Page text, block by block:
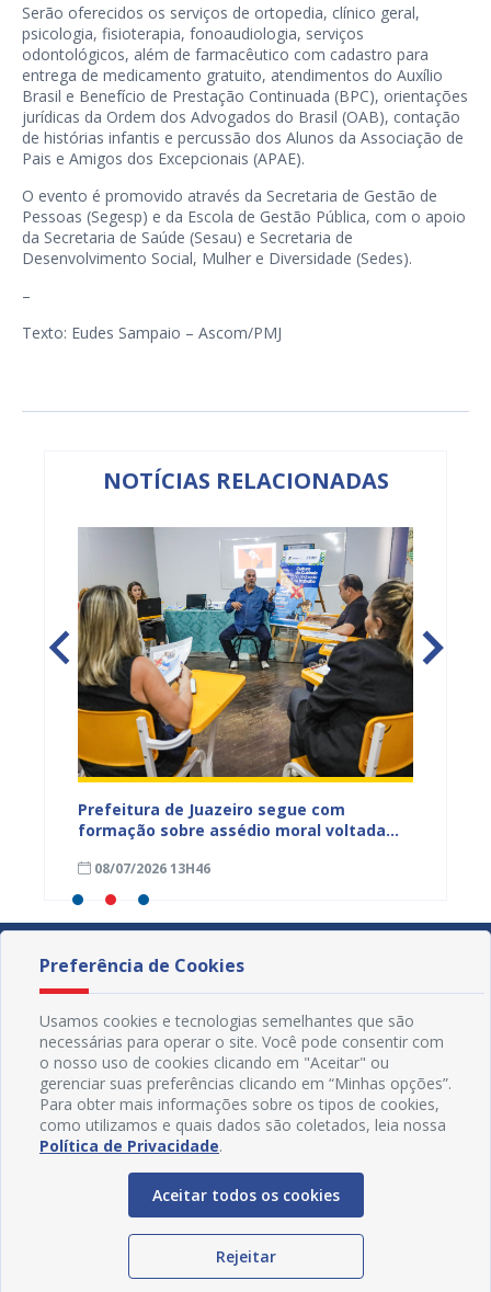
Serão oferecidos os serviços de ortopedia, clínico geral,
psicologia, fisioterapia, fonoaudiologia, serviços
odontológicos, além de farmacêutico com cadastro para
entrega de medicamento gratuito, atendimentos do Auxílio
Brasil e Benefício de Prestação Continuada (BPC), orientações
jurídicas da Ordem dos Advogados do Brasil (OAB), contação
de histórias infantis e percussão dos Alunos da Associação de
Pais e Amigos dos Excepcionais (APAE).
O evento é promovido através da Secretaria de Gestão de
Pessoas (Segesp) e da Escola de Gestão Pública, com o apoio
da Secretaria de Saúde (Sesau) e Secretaria de
Desenvolvimento Social, Mulher e Diversidade (Sedes).
–
Texto: Eudes Sampaio – Ascom/PMJ
NOTÍCIAS RELACIONADAS
Prefeitura de Juazeiro segue com
formação sobre assédio moral voltada
08/07/2026 13H46
Redes Sociais
Preferência de Cookies
Usamos cookies e tecnologias semelhantes que são
necessárias para operar o site. Você pode consentir com
o nosso uso de cookies clicando em "Aceitar" ou
gerenciar suas preferências clicando em “Minhas opções”.
Para obter mais informações sobre os tipos de cookies,
como utilizamos e quais dados são coletados, leia nossa
Política de Privacidade.
Aceitar todos os cookies
Rejeitar